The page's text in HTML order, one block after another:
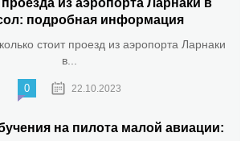
подробная информация
стоит проезд из аэропорта Ларнаки
в...
0 22.10.2023
на пилота малой авиации: